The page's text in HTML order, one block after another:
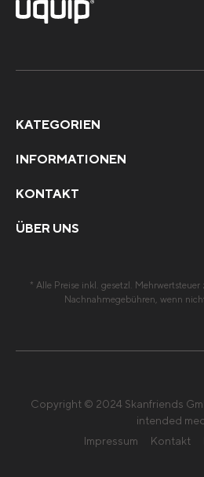
KATEGORIEN
INFORMATIONEN
KONTAKT
ÜBER UNS
* Alle Preise inkl. gesetzl. Mehrwertsteuer
Nachnahmegebühren, wenn
Copyright © 2024 Skanfriends
intended
Impressum
Kontakt